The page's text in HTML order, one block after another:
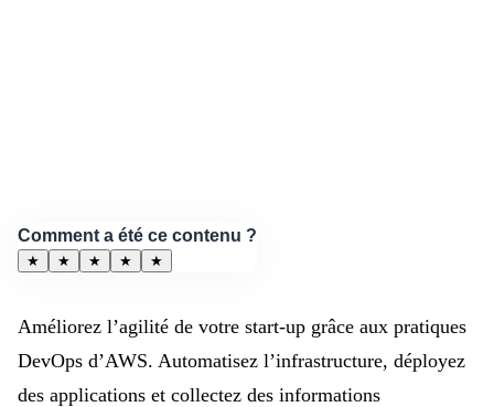
Comment a été ce contenu ?
★ ★ ★ ★ ★
Améliorez l’agilité de votre start-up grâce aux pratiques
DevOps d’AWS. Automatisez l’infrastructure, déployez
des applications et collectez des informations